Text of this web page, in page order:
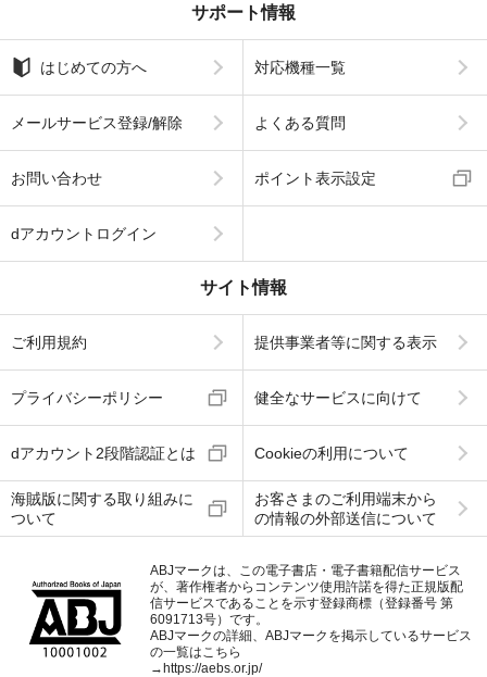
サポート情報
はじめての方へ 対応機種一覧
メールサービス登録/解除 よくある質問
お問い合わせ ポイント表示設定
dアカウントログイン
サイト情報
ご利用規約 提供事業者等に関する表示
プライバシーポリシー 健全なサービスに向けて
dアカウント2段階認証とは Cookieの利用について
海賊版に関する取り組みに
ついて
お客さまのご利用端末から
の情報の外部送信について
ABJマークは、この電子書店・電子書籍配信サービス
が、著作権者からコンテンツ使用許諾を得た正規版配
信サービスであることを示す登録商標（登録番号 第
6091713号）です。
ABJマークの詳細、ABJマークを掲示しているサービス
の一覧はこちら
→https://aebs.or.jp/